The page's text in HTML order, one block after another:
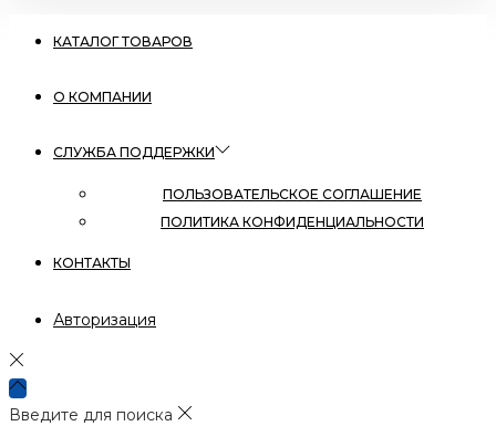
КАТАЛОГ ТОВАРОВ
О КОМПАНИИ
СЛУЖБА ПОДДЕРЖКИ
ПОЛЬЗОВАТЕЛЬСКОЕ СОГЛАШЕНИЕ
ПОЛИТИКА КОНФИДЕНЦИАЛЬНОСТИ
КОНТАКТЫ
Авторизация
Введите для поиска